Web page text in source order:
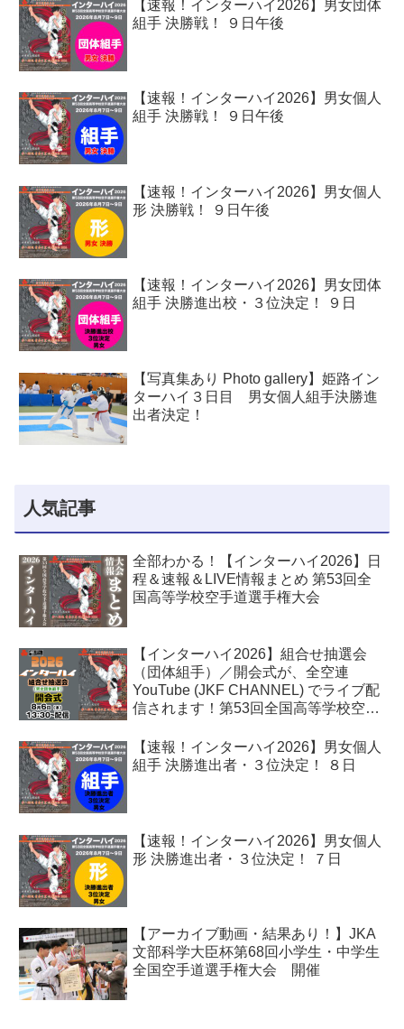
【速報！インターハイ2026】男女団体
組手 決勝戦！ ９日午後
【速報！インターハイ2026】男女個人
組手 決勝戦！ ９日午後
【速報！インターハイ2026】男女個人
形 決勝戦！ ９日午後
【速報！インターハイ2026】男女団体
組手 決勝進出校・３位決定！ ９日
【写真集あり Photo gallery】姫路イン
ターハイ３日目 男女個人組手決勝進
出者決定！
人気記事
全部わかる！【インターハイ2026】日
程＆速報＆LIVE情報まとめ 第53回全
国高等学校空手道選手権大会
【インターハイ2026】組合せ抽選会
（団体組手）／開会式が、全空連
YouTube (JKF CHANNEL) でライブ配
信されます！第53回全国高等学校空手
【速報！インターハイ2026】男女個人
組手 決勝進出者・３位決定！ ８日
【速報！インターハイ2026】男女個人
形 決勝進出者・３位決定！ ７日
【アーカイブ動画・結果あり！】JKA
文部科学大臣杯第68回小学生・中学生
全国空手道選手権大会 開催